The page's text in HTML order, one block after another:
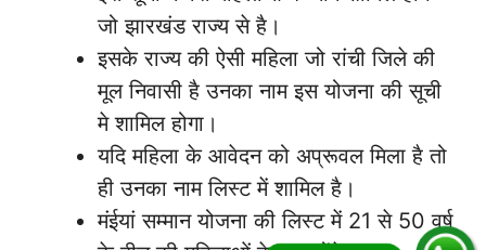
जो झारखंड राज्य से है।
इसके राज्य की ऐसी महिला जो रांची जिले की
मूल निवासी है उनका नाम इस योजना की सूची
मे शामिल होगा।
यदि महिला के आवेदन को अप्रूवल मिला है तो
ही उनका नाम लिस्ट में शामिल है।
मंईयां सम्मान योजना की लिस्ट में 21 से 50 वर्ष